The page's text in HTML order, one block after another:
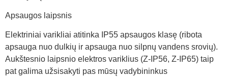
Apsaugos laipsnis
Elektriniai varikliai atitinka IP55 apsaugos klasę (ribota
apsauga nuo dulkių ir apsauga nuo silpnų vandens srovių).
Aukštesnio laipsnio elektros variklius (Z-IP56, Z-IP65) taip
pat galima užsisakyti pas mūsų vadybininkus